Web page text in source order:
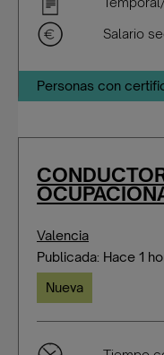
Salario
Personas con
Valencia
Publicada: Hace 1
Nueva